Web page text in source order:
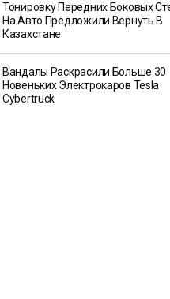
Тонировку Передних Боковых
На Авто Предложили Вернуть В
Казахстане
Вандалы Раскрасили Больше 30
Новеньких Электрокаров Tesla
Cybertruck